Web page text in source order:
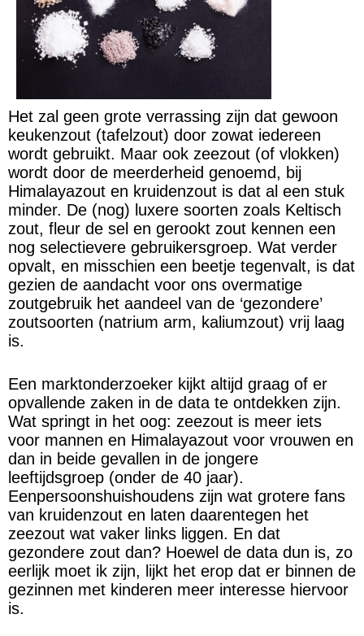
Het zal geen grote verrassing zijn dat gewoon
keukenzout (tafelzout) door zowat iedereen
wordt gebruikt. Maar ook zeezout (of vlokken)
wordt door de meerderheid genoemd, bij
Himalayazout en kruidenzout is dat al een stuk
minder. De (nog) luxere soorten zoals Keltisch
zout, fleur de sel en gerookt zout kennen een
nog selectievere gebruikersgroep. Wat verder
opvalt, en misschien een beetje tegenvalt, is dat
gezien de aandacht voor ons overmatige
zoutgebruik het aandeel van de ‘gezondere’
zoutsoorten (natrium arm, kaliumzout) vrij laag
is.
Een marktonderzoeker kijkt altijd graag of er
opvallende zaken in de data te ontdekken zijn.
Wat springt in het oog: zeezout is meer iets
voor mannen en Himalayazout voor vrouwen en
dan in beide gevallen in de jongere
leeftijdsgroep (onder de 40 jaar).
Eenpersoonshuishoudens zijn wat grotere fans
van kruidenzout en laten daarentegen het
zeezout wat vaker links liggen. En dat
gezondere zout dan? Hoewel de data dun is, zo
eerlijk moet ik zijn, lijkt het erop dat er binnen de
gezinnen met kinderen meer interesse hiervoor
is.